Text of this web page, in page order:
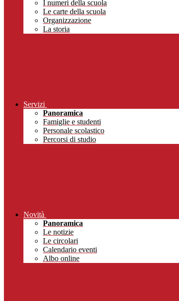
I numeri della scuola
Le carte della scuola
Organizzazione
La storia
Servizi
Panoramica
Famiglie e studenti
Personale scolastico
Percorsi di studio
Novità
Panoramica
Le notizie
Le circolari
Calendario eventi
Albo online